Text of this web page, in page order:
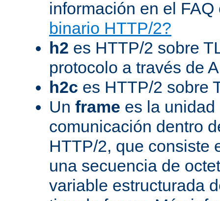
información en el
binario HTTP/2?
h2 es HTTP/2 sobre
protocolo a través de
h2c es HTTP/2 sobre
Un frame es la
comunicación dentro
HTTP/2, que consiste
una secuencia de
variable estructurada